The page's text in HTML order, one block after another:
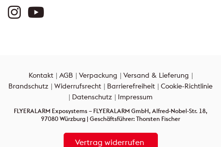
Kontakt AGB Verpackung
Versand & Lieferung
Brandschutz
Widerrufsrecht Barrierefreiheit
Cookie-Richtlinie
Datenschutz
Impressum
FLYERALARM Exposystems – FLYERALARM GmbH, Alfred-Nobel-Str. 18,
97080 Würzburg | Geschäftsführer: Thorsten Fischer
Vertrag widerrufen